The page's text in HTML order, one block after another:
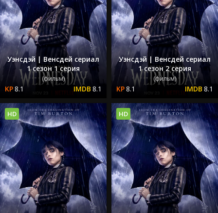
Уэнсдэй | Венсдей сериал
1 сезон 1 серия
(фильм)
8.1 8.1
Уэнсдэй | Венсдей сериал
1 сезон 2 серия
(фильм)
8.1 8.1
HD HD